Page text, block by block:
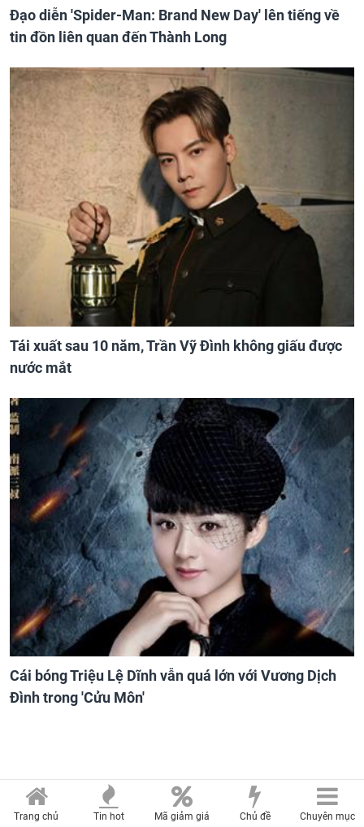
Đạo diễn 'Spider-Man: Brand New Day' lên tiếng về
tin đồn liên quan đến Thành Long
Tái xuất sau 10 năm, Trần Vỹ Đình không giấu được
nước mắt
Cái bóng Triệu Lệ Dĩnh vẫn quá lớn với Vương Dịch
Đình trong 'Cửu Môn'
Trang chủ Tin hot Mã giảm giá Chủ đề Chuyên mục